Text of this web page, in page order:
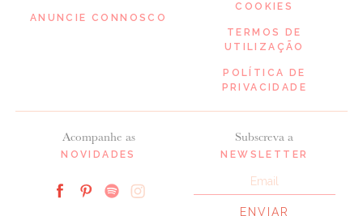
ANUNCIE CONNOSCO
Acompanhe as
NOVIDADES
Subscreva a
NEWSLETTER
COOKIES
TERMOS DE
UTILIZAÇÃO
POLÍTICA DE
PRIVACIDADE